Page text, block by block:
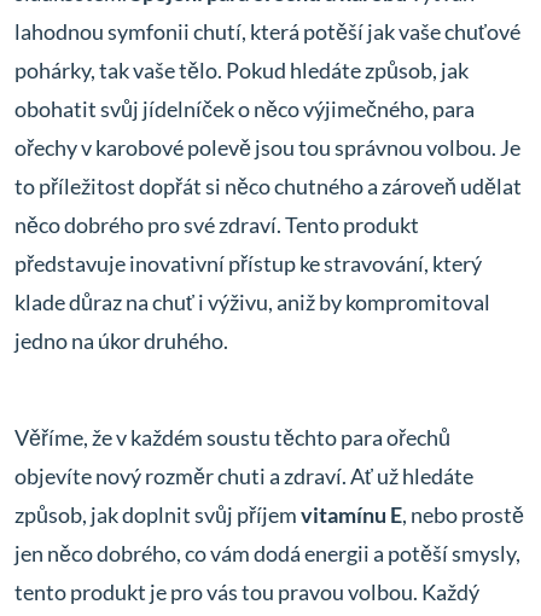
lahodnou symfonii chutí, která potěší jak vaše chuťové
pohárky, tak vaše tělo. Pokud hledáte způsob, jak
obohatit svůj jídelníček o něco výjimečného, para
ořechy v karobové polevě jsou tou správnou volbou. Je
to příležitost dopřát si něco chutného a zároveň udělat
něco dobrého pro své zdraví. Tento produkt
představuje inovativní přístup ke stravování, který
klade důraz na chuť i výživu, aniž by kompromitoval
jedno na úkor druhého.
Věříme, že v každém soustu těchto para ořechů
objevíte nový rozměr chuti a zdraví. Ať už hledáte
způsob, jak doplnit svůj příjemvitamínu E, nebo prostě
jen něco dobrého, co vám dodá energii a potěší smysly,
tento produkt je pro vás tou pravou volbou. Každý